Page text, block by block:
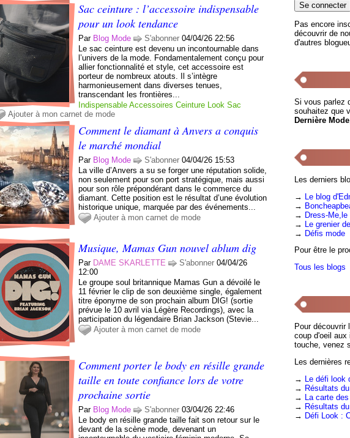
Sac ceinture : l’accessoire indispensable
pour un look tendance
Par Blog Mode S'abonner 04/04/26 22:56
Le sac ceinture est devenu un incontournable dans
l’univers de la mode. Fondamentalement conçu pour
allier fonctionnalité et style, cet accessoire est
porteur de nombreux atouts. Il s’intègre
harmonieusement dans diverses tenues,
transcendant les frontières...
Indispensable Accessoires Ceinture Look Sac
Ajouter à mon carnet de mode
Comment le diamant à Anvers a conquis
le marché mondial
Par Blog Mode S'abonner 04/04/26 15:53
La ville d’Anvers a su se forger une réputation solide,
non seulement pour son port stratégique, mais aussi
pour son rôle prépondérant dans le commerce du
diamant. Cette position est le résultat d’une évolution
historique unique, marquée par des événements...
Ajouter à mon carnet de mode
Musique, Mamas Gun nouvel ablum dig
Par DAME SKARLETTE S'abonner 04/04/26
12:00
Le groupe soul britannique Mamas Gun a dévoilé le
11 février le clip de son deuxième single, également
titre éponyme de son prochain album DIG! (sortie
prévue le 10 avril via Légère Recordings), avec la
participation du légendaire Brian Jackson (Stevie...
Ajouter à mon carnet de mode
Comment porter le body en résille grande
taille en toute confiance lors de votre
prochaine sortie
Par Blog Mode S'abonner 03/04/26 22:46
Le body en résille grande taille fait son retour sur le
devant de la scène mode, devenant un
Pas encore
découvrir de
d'autres
Si vous parlez
souhaitez que
Dernière Mode,
Les derniers
→ Le blog
→
→ Dress-Me,le
→ Le grenier
→ Défis mode
Pour être le
Tous les blogs
Pour découvrir
coup d'oeil aux
touche, venez
Les dernières
→
Le défi
→ Résultats
→
La carte
→ Résultats
→ Défi Look :